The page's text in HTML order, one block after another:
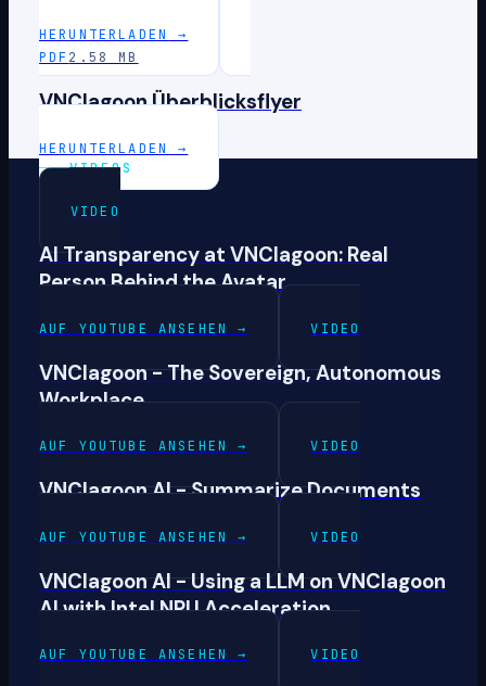
HERUNTERLADEN
→
PDF 2.58 MB
VNClagoon Überblicksflyer
HERUNTERLADEN →
VIDEOS
VIDEO
AI Transparency at VNClagoon: Real
Person Behind the Avatar
AUF YOUTUBE ANSEHEN → VIDEO
VNClagoon - The Sovereign, Autonomous
Workplace
AUF YOUTUBE ANSEHEN → VIDEO
VNClagoon AI - Summarize Documents
AUF YOUTUBE ANSEHEN → VIDEO
VNClagoon AI - Using a LLM on VNClagoon
AI with Intel NPU Acceleration
AUF YOUTUBE ANSEHEN → VIDEO